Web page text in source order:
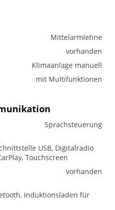
Mittelarmlehne
vorhanden
Klimaanlage manuell
mit Multifunktionen
Sprachsteuerung
USB, Digitalradio
Touchscreen
vorhanden
Induktionsladen für